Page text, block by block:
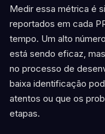
Medir essa métrica é
reportados em cada
tempo. Um alto
está sendo eficaz,
no processo de
baixa identificação
atentos ou que os
etapas.